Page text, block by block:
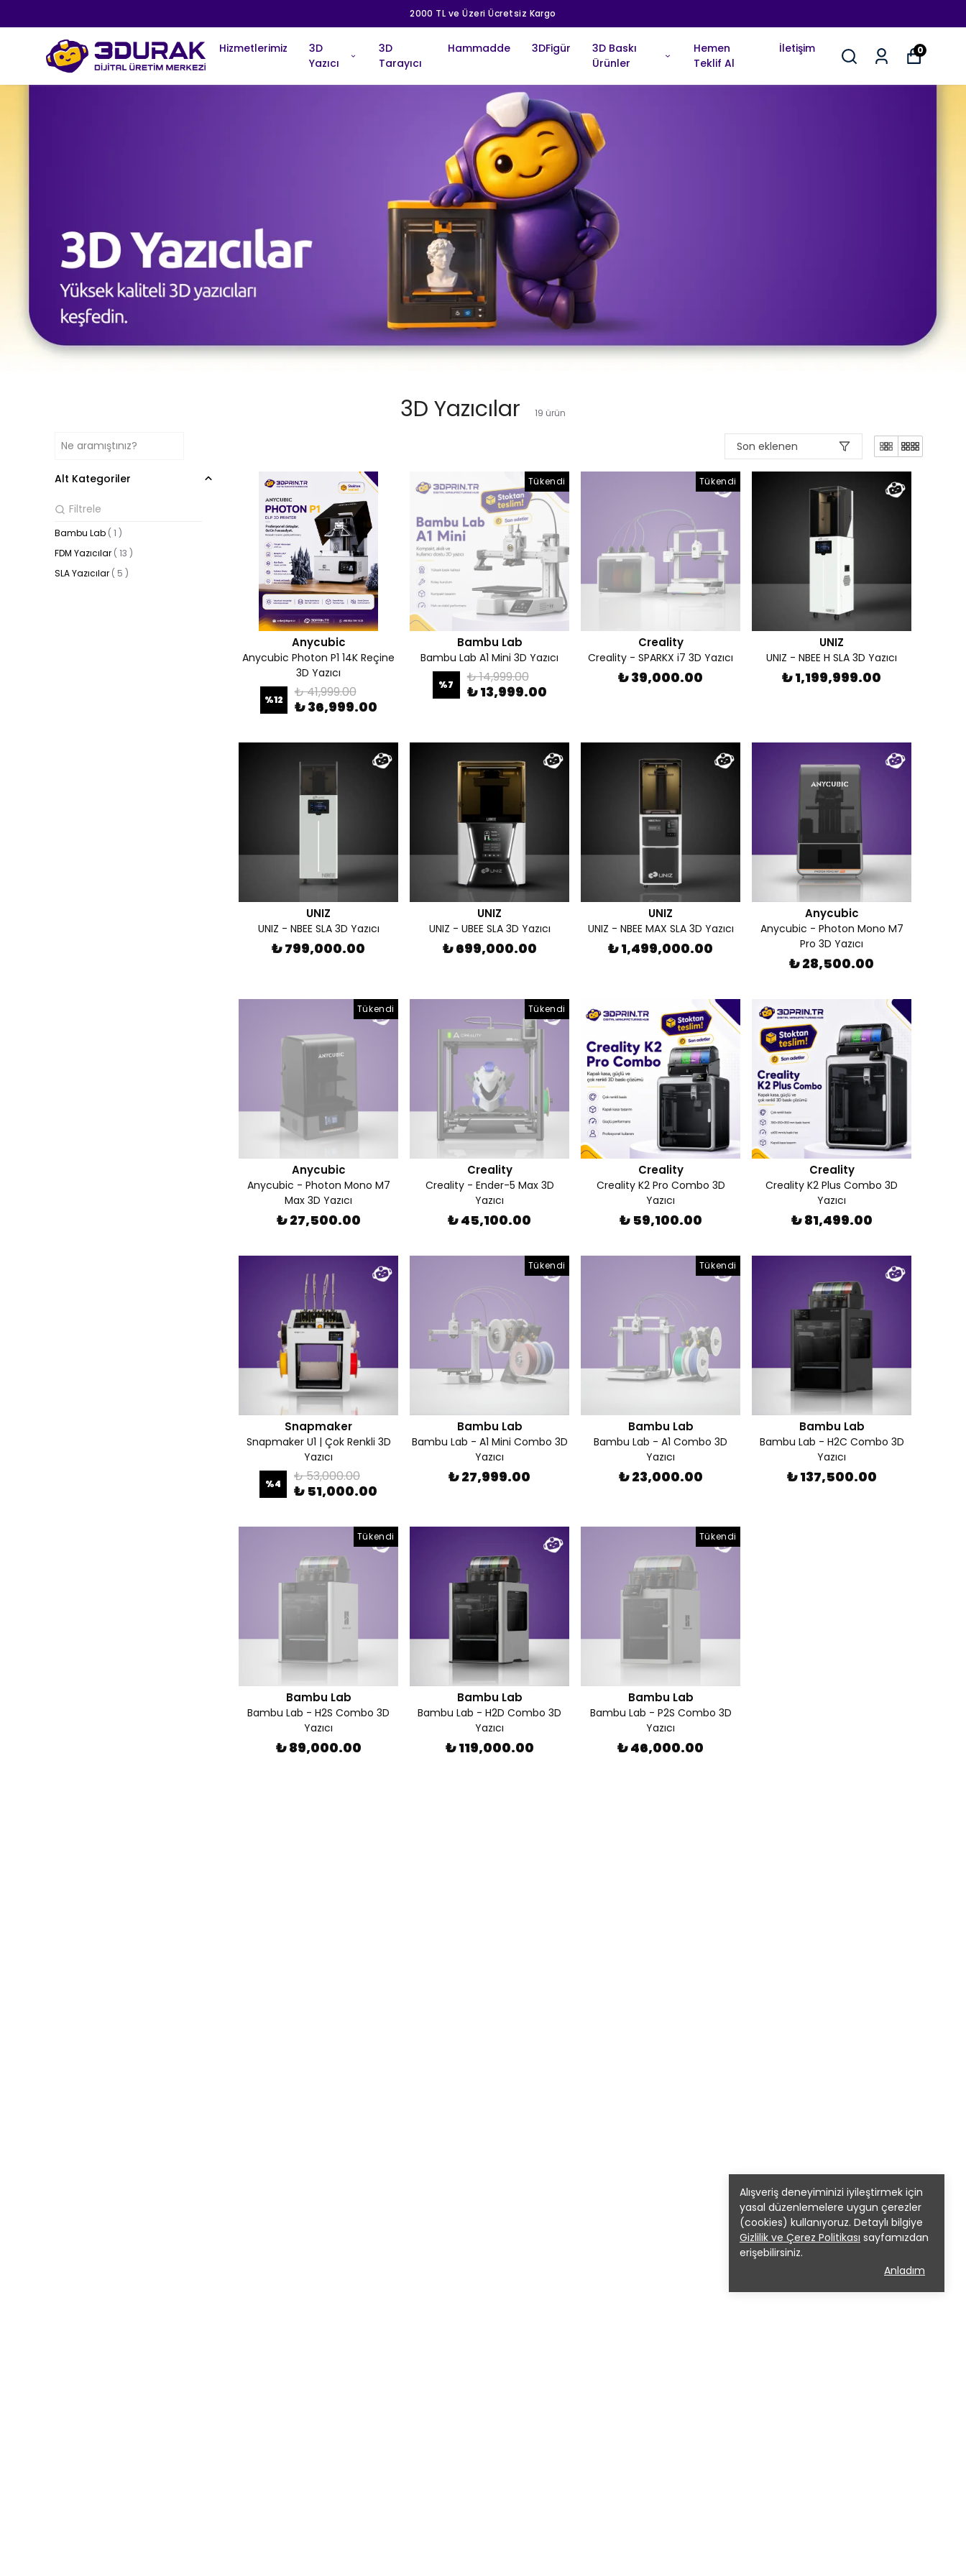
2000 TL ve Üzeri Ücretsiz Kargo
Hizmetlerimiz
3D
Yazıcı
3D
Tarayıcı
Hammadde 3DFigür
3D Baskı
Ürünler
Hemen
Teklif Al
İletişim 0
Alışveriş deneyiminizi iyileştirmek için
yasal düzenlemelere uygun çerezler
(cookies) kullanıyoruz. Detaylı bilgiye
Gizlilik ve Çerez Politikası sayfamızdan
erişebilirsiniz.
Anladım
3D Yazıcılar 19 ürün
Son eklenen
Alt Kategoriler
Bambu Lab ( 1 )
FDM Yazıcılar ( 13 )
SLA Yazıcılar ( 5 )
Anycubic
Anycubic Photon P1 14K Reçine
3D Yazıcı
%12 ₺ 41,999.00
₺ 36,999.00
Tükendi
Bambu Lab
Bambu Lab A1 Mini 3D Yazıcı
%7 ₺ 14,999.00
₺ 13,999.00
Tükendi
Creality
Creality - SPARKX i7 3D Yazıcı
₺ 39,000.00
UNIZ
UNIZ - NBEE H SLA 3D Yazıcı
₺ 1,199,999.00
UNIZ
UNIZ - NBEE SLA 3D Yazıcı
₺ 799,000.00
UNIZ
UNIZ - UBEE SLA 3D Yazıcı
₺ 699,000.00
UNIZ
UNIZ - NBEE MAX SLA 3D Yazıcı
₺ 1,499,000.00
Anycubic
Anycubic - Photon Mono M7
Pro 3D Yazıcı
₺ 28,500.00
Tükendi
Anycubic
Anycubic - Photon Mono M7
Max 3D Yazıcı
₺ 27,500.00
Tükendi
Creality
Creality - Ender-5 Max 3D
Yazıcı
₺ 45,100.00
Creality
Creality K2 Pro Combo 3D
Yazıcı
₺ 59,100.00
Creality
Creality K2 Plus Combo 3D
Yazıcı
₺ 81,499.00
Snapmaker
Snapmaker U1 | Çok Renkli 3D
Yazıcı
%4 ₺ 53,000.00
₺ 51,000.00
Tükendi
Bambu Lab
Bambu Lab - A1 Mini Combo 3D
Yazıcı
₺ 27,999.00
Tükendi
Bambu Lab
Bambu Lab - A1 Combo 3D
Yazıcı
₺ 23,000.00
Bambu Lab
Bambu Lab - H2C Combo 3D
Yazıcı
₺ 137,500.00
Tükendi
Bambu Lab
Bambu Lab - H2S Combo 3D
Yazıcı
₺ 89,000.00
Bambu Lab
Bambu Lab - H2D Combo 3D
Yazıcı
₺ 119,000.00
Tükendi
Bambu Lab
Bambu Lab - P2S Combo 3D
Yazıcı
₺ 46,000.00